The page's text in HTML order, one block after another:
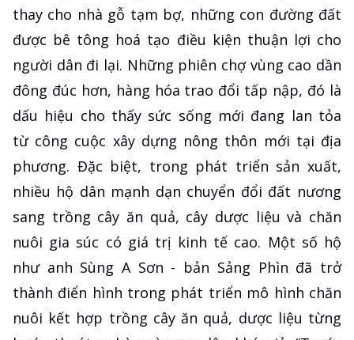
thay cho nhà gỗ tạm bợ, những con đường đất
được bê tông hoá tạo điều kiện thuận lợi cho
người dân đi lại. Những phiên chợ vùng cao dần
đông đúc hơn, hàng hóa trao đổi tấp nập, đó là
dấu hiệu cho thấy sức sống mới đang lan tỏa
từ công cuộc xây dựng nông thôn mới tại địa
phương. Đặc biệt, trong phát triển sản xuất,
nhiều hộ dân mạnh dạn chuyển đổi đất nương
sang trồng cây ăn quả, cây dược liệu và chăn
nuôi gia súc có giá trị kinh tế cao. Một số hộ
như anh Sùng A Sơn - bản Sảng Phìn đã trở
thành điển hình trong phát triển mô hình chăn
nuôi kết hợp trồng cây ăn quả, dược liệu từng